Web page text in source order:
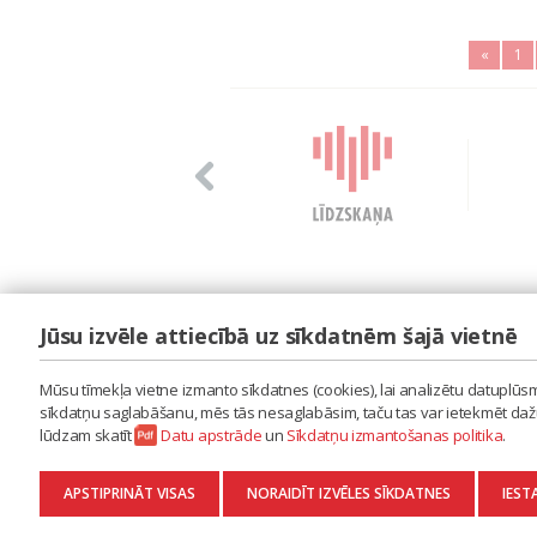
« 1
LAIPA
ES RADU MŪZIKU
AKTUALITĀTES
KONTAKTI
SĪKDATŅU IZMANTOŠANAS POLITIKA
DATU APSTRĀDE
Jūsu izvēle attiecībā uz sīkdatnēm šajā vietnē
Mūsu tīmekļa vietne izmanto sīkdatnes (cookies), lai analizētu
sīkdatņu saglabāšanu, mēs tās nesaglabāsim, taču tas var ietekmēt
lūdzam skatīt
Datu apstrādeun Sīkdatņu izmantošanas politika.
APSTIPRINĀT VISAS NORAIDĪT IZVĒLES SĪKDATNES